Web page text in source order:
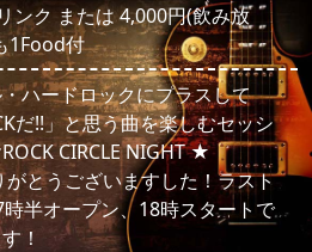
ンク または 4,000円(飲み放
1Food付
ハードロックにプラスして
だ!!」と思う曲を楽しむセッシ
CIRCLE NIGHT ★
とうございますした！ラスト
半オープン、18時スタートで
！